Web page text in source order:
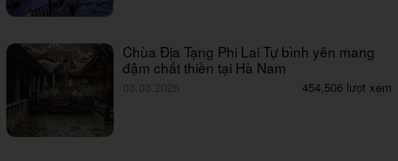
Chùa Địa Tạng Phi Lai Tự bình yên mang
đậm chất thiền tại Hà Nam
03.03.2026 454,506 lượt xem